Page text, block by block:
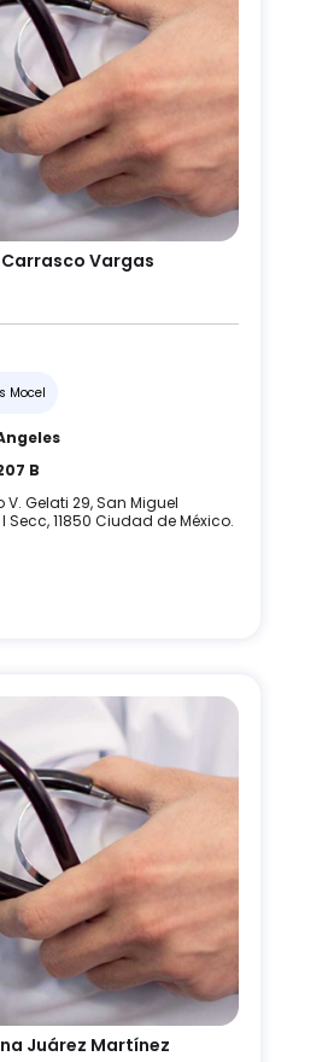
Vargas
Mocel
B
V. Gelati 29, San Miguel
Secc, 11850 Ciudad de México.
Juárez Martínez